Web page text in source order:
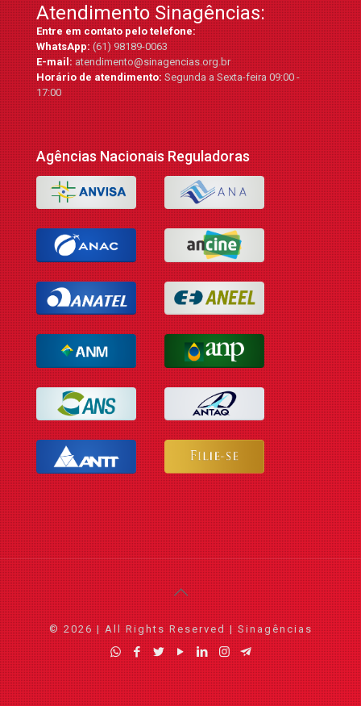
Atendimento Sinagências:
Entre em contato pelo telefone:
WhatsApp:(61) 98189-0063
E-mail:atendimento@sinagencias.org.br
Horário de atendimento:Segunda a Sexta-feira 09:00 -
17:00
Agências Nacionais Reguladoras
© 2026 | All Rights Reserved | Sinagências